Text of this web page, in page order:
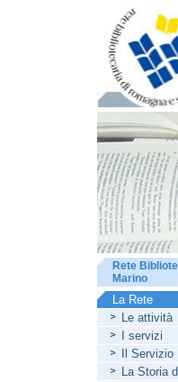
Rete
Marino
La Rete
Le attività
I servizi
Il
La Storia